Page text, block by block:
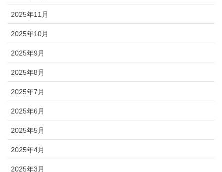
2025年11月
2025年10月
2025年9月
2025年8月
2025年7月
2025年6月
2025年5月
2025年4月
2025年3月